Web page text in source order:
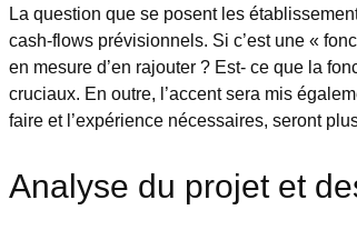
La question que se posent les
cash-flows prévisionnels. Si c’est une «
en mesure d’en rajouter ? Est- ce que la
cruciaux. En outre, l’accent sera mis
faire et l’expérience nécessaires, seront
Analyse du projet et